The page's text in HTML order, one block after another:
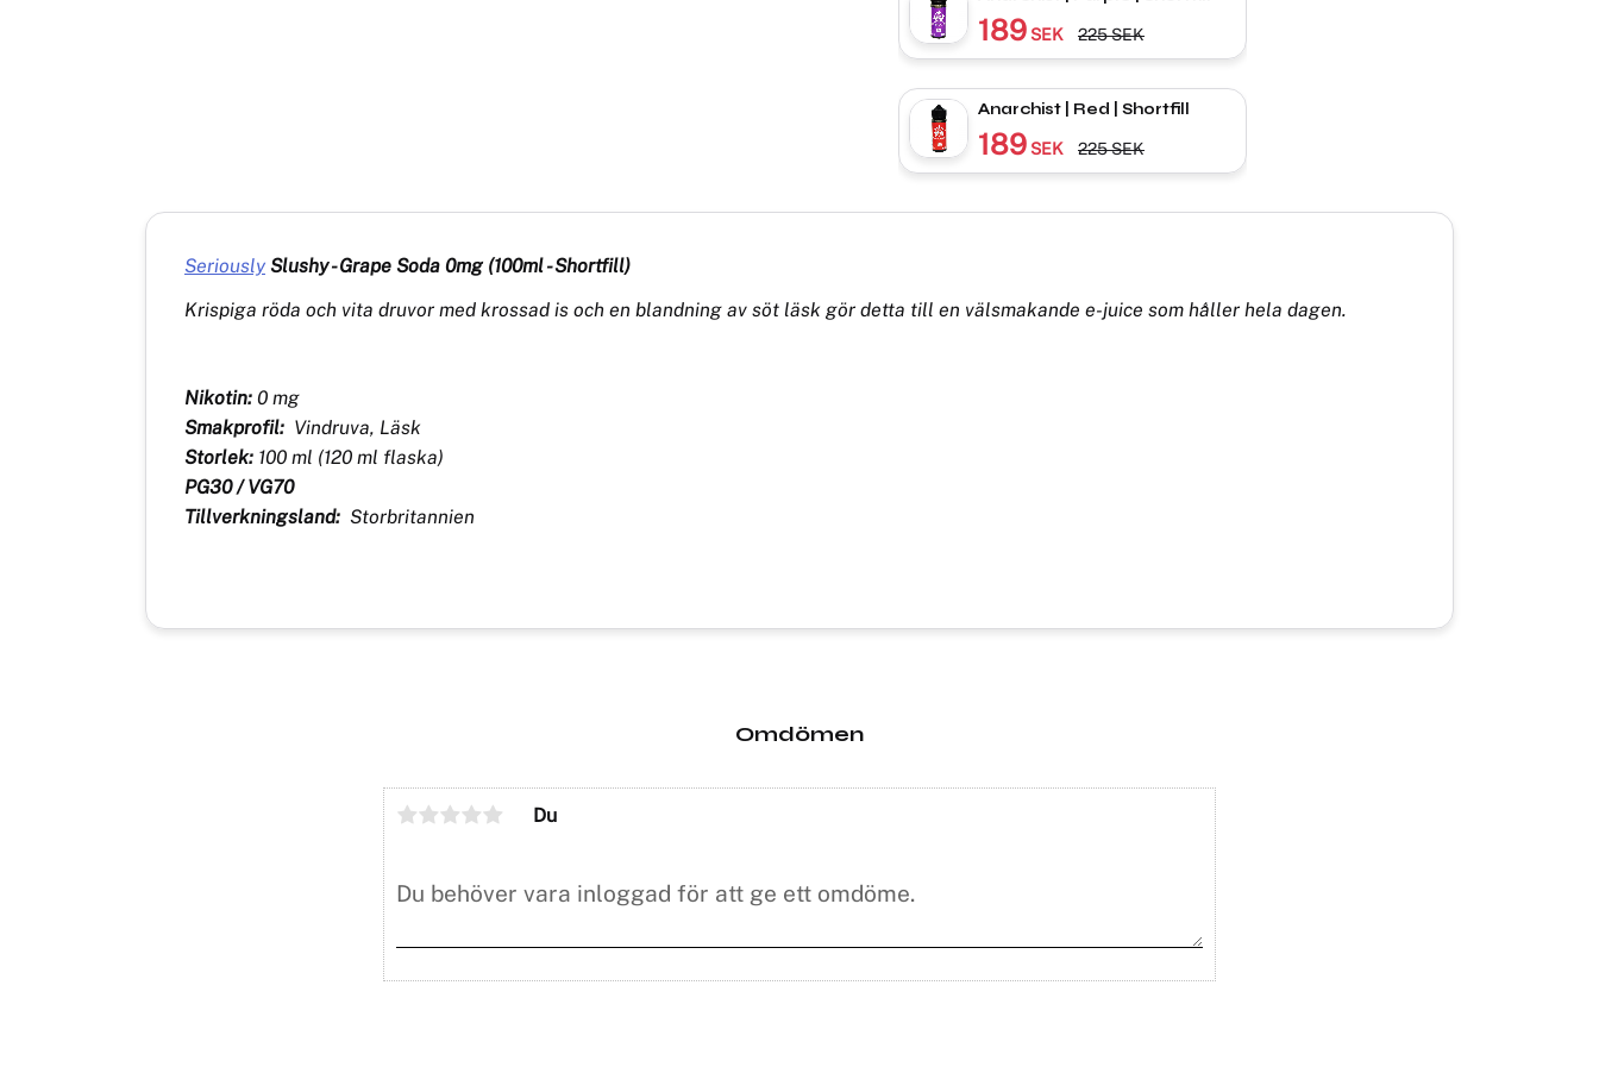
189 SEK 225SEK
Anarchist | Red | Shortfill
189 SEK 225SEK
Seriously Slushy - Grape Soda 0mg (100ml - Shortfill)
Krispiga röda och vita druvor med krossad is och en blandning av söt läsk gör detta till en välsmakande e-juice som håller hela dagen.
Nikotin: 0 mg
Smakprofil: Vindruva, Läsk
Storlek: 100 ml (120 ml flaska)
PG30 / VG70
Tillverkningsland: Storbritannien
Omdömen
Du